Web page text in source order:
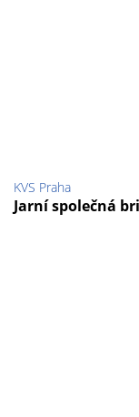
KVS Praha
Jarní společná